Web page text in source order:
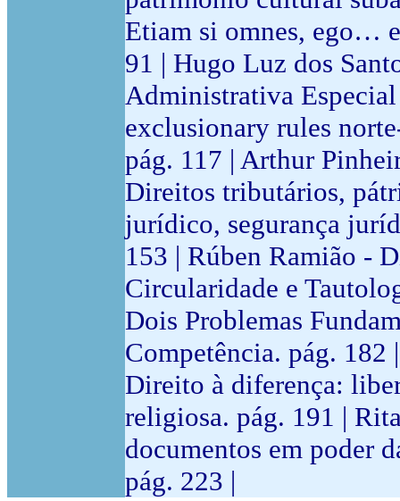
Etiam si omnes, ego…
91 | Hugo Luz dos
Administrativa
exclusionary rules
pág. 117 | Arthur
Direitos tributários,
jurídico, segurança
153 | Rúben Ramião -
Circularidade e
Dois Problemas
Competência. pág. 182
Direito à diferença:
religiosa. pág. 191 |
documentos em poder
pág. 223 |